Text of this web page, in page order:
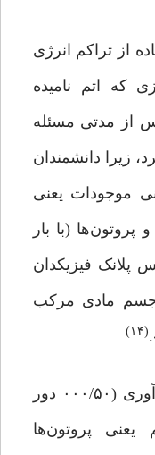
از تراکم انرژی
که اتم نامیده
از مدتی مسئله
زیرا دانشمندان
موجودات یعنی
پروتون‌ها (با بار
فیزیکدان
مادی مرکب
(۱۴)
هر الکترون با سرعت سرسام‌آوری (۰۰۰/۵۰ دور
یعنی پروتون‌ها